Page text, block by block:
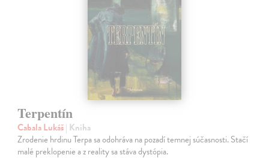
Terpentín
Cabala Lukáš| Kniha
Zrodenie hrdinu Terpa sa odohráva na pozadí temnej súčasnosti. Stačí
malé preklopenie a z reality sa stáva dystópia.